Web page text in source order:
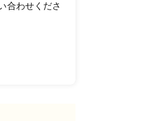
合わせくださ